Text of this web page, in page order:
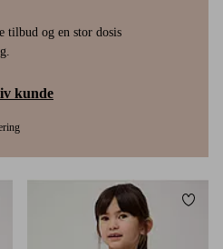
tilbud og en stor dosis
kunde
til favoritter
110/116122/128